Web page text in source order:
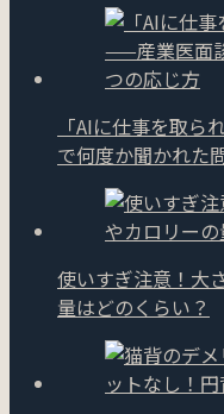
「AIに仕事を取
で何度か聞かれた
使いすぎ注意！大
量はどのくらい？